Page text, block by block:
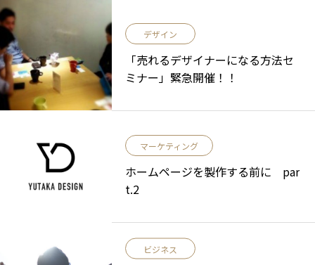
デザイン
「売れるデザイナーになる方法セ
ミナー」緊急開催！！
マーケティング
ホームページを製作する前に par
t.2
ビジネス